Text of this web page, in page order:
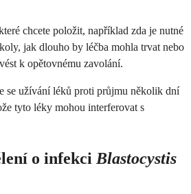
chcete položit, například zda je nutné
jak dlouho by léčba mohla trvat nebo
k opětovnému zavolání.
se užívání léků proti průjmu několik dní
tyto léky mohou interferovat s
o infekci Blastocystis